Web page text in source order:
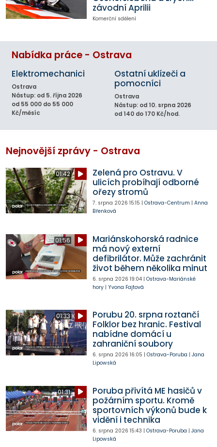
závodní Aprilii
Komerční sdělení
Nabídka práce - Ostrava
Elektromechanici
Ostrava
Nástup: od 5. října 2026
od 55 000 do 55 000
Kč/měsíc
Ostatní uklízeči a
pomocníci
Ostrava
Nástup: od 10. srpna 2026
od 140 do 170 Kč/hod.
Nejnovější zprávy - Ostrava
01:42
Zelená pro Ostravu. V
ulicích probíhají odborné
ořezy stromů
7. srpna 2026 15:15 | Ostrava-Centrum | Anna
Břenková
01:56
Mariánskohorská radnice
má nový externí
defibrilátor. Může zachránit
život během několika minut
6. srpna 2026 19:04| Ostrava-Mariánské
hory| Yvona Fajtová
01:33
Porubu 20. srpna roztančí
Folklor bez hranic. Festival
nabídne domácí u
zahraniční soubory
6. srpna 2026 16:05 | Ostrava-Poruba | Jana
Lipowská
01:31
Poruba přivítá ME hasičů v
požárním sportu. Kromě
sportovních výkonů bude k
vidění i technika
6. srpna 2026 15:43 | Ostrava-Poruba | Jana
Lipowská